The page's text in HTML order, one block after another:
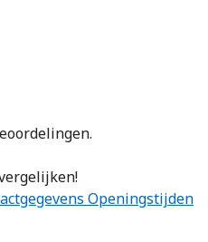
Openingstijden